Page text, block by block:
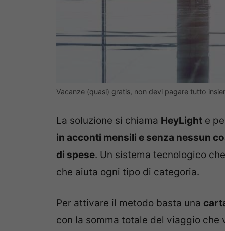
Vacanze (quasi) gratis, non devi pagare tutto
La soluzione si chiama HeyLight e
in acconti mensili e senza nessun
di spese. Un sistema tecnologico
che aiuta ogni tipo di categoria.
Per attivare il metodo basta una
con la somma totale del viaggio